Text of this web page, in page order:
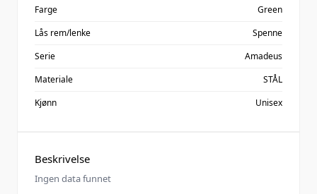
Beskrivelse
Ingen data funnet
Farge
Green
Lås rem/lenke
Spenne
Serie
Amadeus
Materiale
STÅL
Kjønn
Unisex